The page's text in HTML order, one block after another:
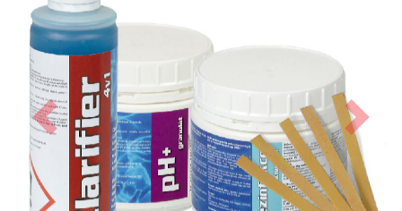
Predchádzajúci Ďalší